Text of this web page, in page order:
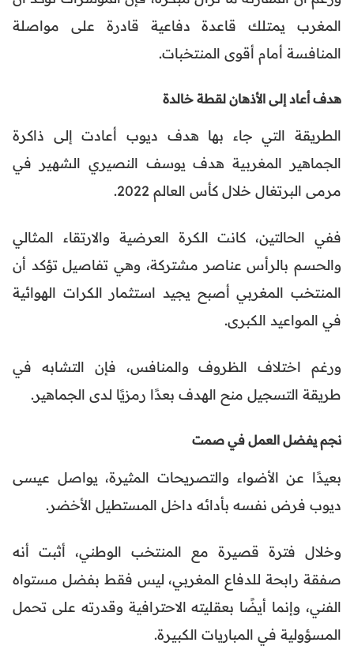
المغرب يمتلك قاعدة دفاعية قادرة على مواصلة
المنافسة أمام أقوى المنتخبات.
هدف أعاد إلى الأذهان لقطة خالدة
الطريقة التي جاء بها هدف ديوب أعادت إلى ذاكرة
الجماهير المغربية هدف يوسف النصيري الشهير في
مرمى البرتغال خلال كأس العالم 2022.
ففي الحالتين، كانت الكرة العرضية والارتقاء المثالي
والحسم بالرأس عناصر مشتركة، وهي تفاصيل تؤكد أن
المنتخب المغربي أصبح يجيد استثمار الكرات الهوائية
في المواعيد الكبرى.
ورغم اختلاف الظروف والمنافس، فإن التشابه في
طريقة التسجيل منح الهدف بعدًا رمزيًا لدى الجماهير.
نجم يفضل العمل في صمت
بعيدًا عن الأضواء والتصريحات المثيرة، يواصل عيسى
ديوب فرض نفسه بأدائه داخل المستطيل الأخضر.
وخلال فترة قصيرة مع المنتخب الوطني، أثبت أنه
صفقة رابحة للدفاع المغربي، ليس فقط بفضل مستواه
الفني، وإنما أيضًا بعقليته الاحترافية وقدرته على تحمل
المسؤولية في المباريات الكبيرة.